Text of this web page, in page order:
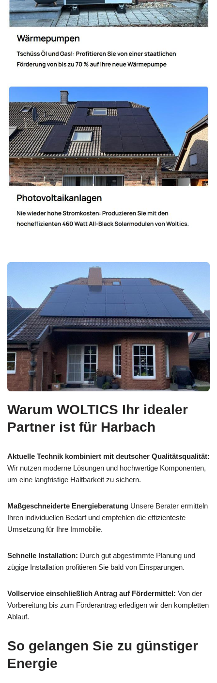
Warum WOLTICS Ihr idealer
Partner ist für Harbach
Aktuelle Technik kombiniert mit deutscher Qualitätsqualität:
Wir nutzen moderne Lösungen und hochwertige Komponenten,
um eine langfristige Haltbarkeit zu sichern.
Maßgeschneiderte Energieberatung Unsere Berater ermitteln
Ihren individuellen Bedarf und empfehlen die effizienteste
Umsetzung für Ihre Immobilie.
Schnelle Installation: Durch gut abgestimmte Planung und
zügige Installation profitieren Sie bald von Einsparungen.
Vollservice einschließlich Antrag auf Fördermittel: Von der
Vorbereitung bis zum Förderantrag erledigen wir den kompletten
Ablauf.
So gelangen Sie zu günstiger
Energie